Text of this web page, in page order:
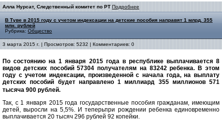
Алла Нурсат, Следственный комитет по РТ Подробнее
В Туве в 2015 году с учетом индексации на детские пособия направят 1 млрд. 355
млн. рублей
Рубрика: Общество
3 марта 2015 г. | Просмотров: 5232 | Комментариев: 0
По состоянию на 1 января 2015 года в республике выплачивается 8
видов детских пособий 57304 получателям на 83242 ребенка. В этом
году с учетом индексации, произведенной с начала года, на выплату
детских пособий будет направлено 1 миллиард 355 миллионов 571
тысяча 900 рублей.
Так, с 1 января 2015 года государственные пособия гражданам, имеющим
детей, выросли на 5,5%. И теперьпри рождении ребенка единовременно
выплачивается 20 тысяч 296 рублей 92 копейки.